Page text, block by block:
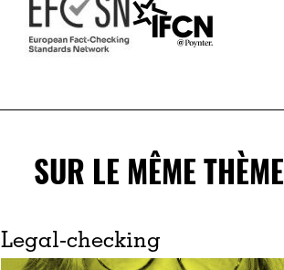
SUR LE MÊME THÈME
Legal-checking